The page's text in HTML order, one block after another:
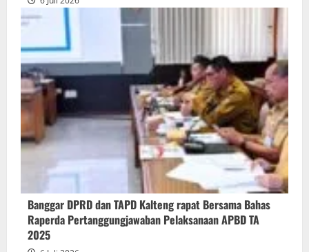
Banggar DPRD dan TAPD Kalteng rapat Bersama Bahas
Raperda Pertanggungjawaban Pelaksanaan APBD TA
2025